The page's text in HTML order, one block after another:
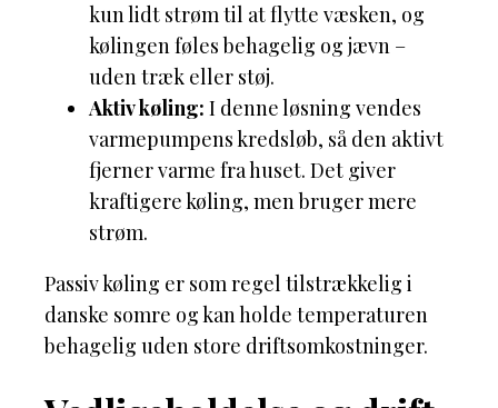
kun lidt strøm til at flytte væsken, og
kølingen føles behagelig og jævn –
uden træk eller støj.
Aktiv køling: I denne løsning vendes
varmepumpens kredsløb, så den aktivt
fjerner varme fra huset. Det giver
kraftigere køling, men bruger mere
strøm.
Passiv køling er som regel tilstrækkelig i
danske somre og kan holde temperaturen
behagelig uden store driftsomkostninger.